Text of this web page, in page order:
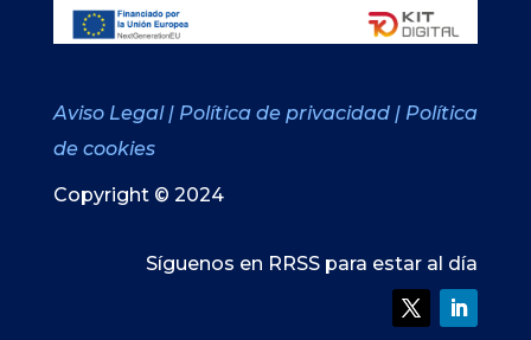
Aviso Legal | Política de privacidad | Política
de cookies
Copyright © 2024
Síguenos en RRSS para estar al día